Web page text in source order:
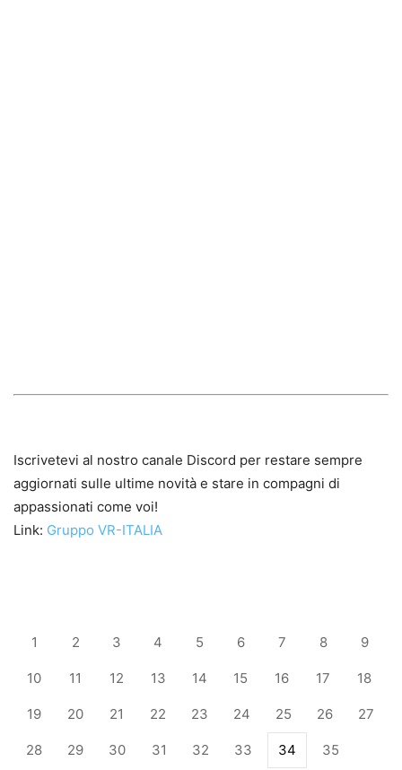
Iscrivetevi al nostro canale Discord per restare sempre
aggiornati sulle ultime novità e stare in compagni di
appassionati come voi!
Link: Gruppo VR-ITALIA
1 2 3 4 5 6 7 8 9
10 11 12 13 14 15 16 17 18
19 20 21 22 23 24 25 26 27
28 29 30 31 32 33 34 35